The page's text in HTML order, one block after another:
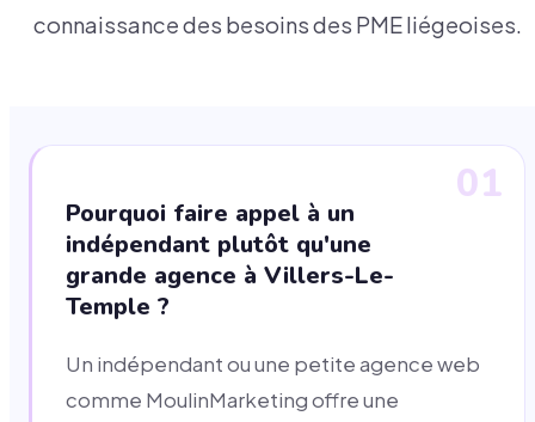
connaissance des besoins des PME liégeoises.
01
Pourquoi faire appel à un
indépendant plutôt qu'une
grande agence à Villers-Le-
Temple ?
Un indépendant ou une petite agence web
comme MoulinMarketing offre une